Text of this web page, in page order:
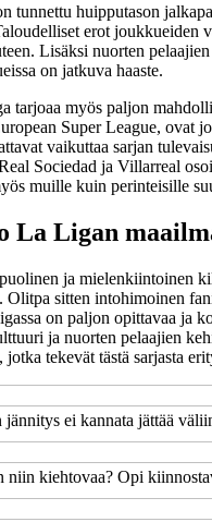
tunnettu huipputason
erot joukkueiden
Lisäksi nuorten
on jatkuva haaste.
tarjoaa myös paljon
Super League, ovat
vaikuttaa sarjan
Sociedad ja Villarreal
muille kuin perinteisille
La Ligan
ja mielenkiintoinen
Olitpa sitten intohimoinen
on paljon opittavaa ja
ja nuorten pelaajien
jotka tekevät tästä sarjasta
ei kannata jättää
niin kiehtovaa? Opi